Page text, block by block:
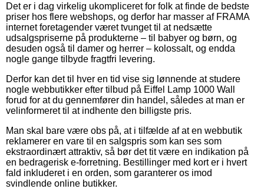
Det er i dag virkelig ukompliceret for folk at finde de bedste
priser hos flere webshops, og derfor har masser af FRAMA
internet foretagender været tvunget til at nedsætte
udsalgspriserne på produkterne – til babyer og børn, og
desuden også til damer og herrer – kolossalt, og endda
nogle gange tilbyde fragtfri levering.
Derfor kan det til hver en tid vise sig lønnende at studere
nogle webbutikker efter tilbud på Eiffel Lamp 1000 Wall
forud for at du gennemfører din handel, således at man er
velinformeret til at indhente den billigste pris.
Man skal bare være obs på, at i tilfælde af at en webbutik
reklamerer en vare til en salgspris som kan ses som
ekstraordinært attraktiv, så bør det tit være en indikation på
en bedragerisk e-forretning. Bestillinger med kort er i hvert
fald inkluderet i en orden, som garanterer os imod
svindlende online butikker.